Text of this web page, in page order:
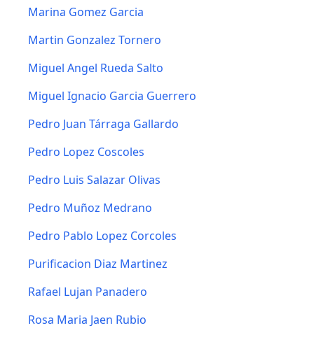
Marina Gomez Garcia
Martin Gonzalez Tornero
Miguel Angel Rueda Salto
Miguel Ignacio Garcia Guerrero
Pedro Juan Tárraga Gallardo
Pedro Lopez Coscoles
Pedro Luis Salazar Olivas
Pedro Muñoz Medrano
Pedro Pablo Lopez Corcoles
Purificacion Diaz Martinez
Rafael Lujan Panadero
Rosa Maria Jaen Rubio